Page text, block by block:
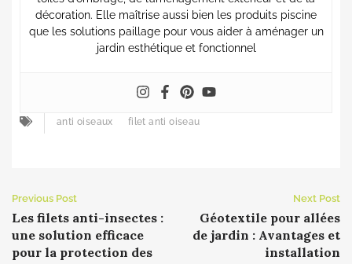
décoration. Elle maîtrise aussi bien les produits piscine
que les solutions paillage pour vous aider à aménager un
jardin esthétique et fonctionnel
anti oiseaux filet anti oiseau
Previous Post
Les filets anti-insectes :
une solution efficace
pour la protection des
Next Post
Géotextile pour allées
de jardin : Avantages et
installation